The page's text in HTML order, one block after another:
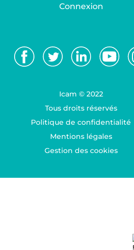
Connexion
Icam © 2022
Tous droits réservés
Politique de confidentialité
Mentions légales
Gestion des cookies